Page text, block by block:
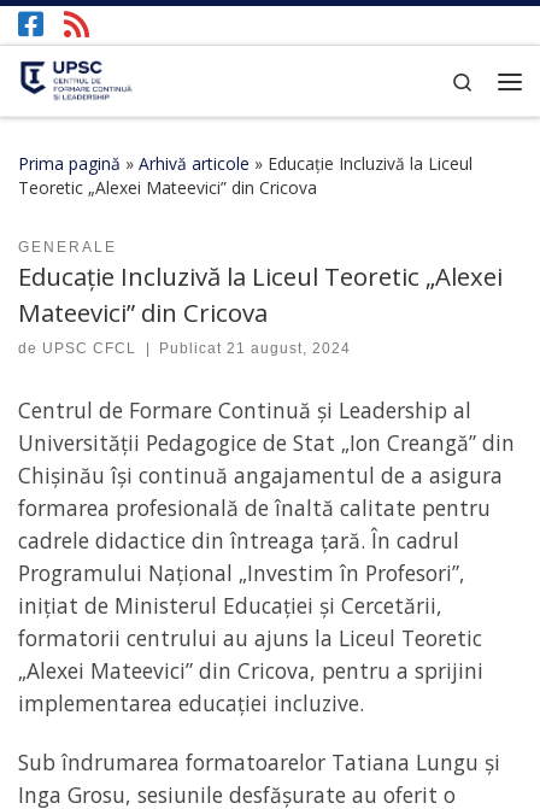
Afișează întregul conținut
Search
Prima pagină » Arhivă articole » Educație Incluzivă la Liceul
Teoretic „Alexei Mateevici” din Cricova
GENERALE
Educație Incluzivă la Liceul Teoretic „Alexei
Mateevici” din Cricova
de UPSC CFCL Publicat21 august, 2024
Centrul de Formare Continuă și Leadership al
Universității Pedagogice de Stat „Ion Creangă” din
Chișinău își continuă angajamentul de a asigura
formarea profesională de înaltă calitate pentru
cadrele didactice din întreaga țară. În cadrul
Programului Național „Investim în Profesori”,
inițiat de Ministerul Educației și Cercetării,
formatorii centrului au ajuns la Liceul Teoretic
„Alexei Mateevici” din Cricova, pentru a sprijini
implementarea educației incluzive.
Sub îndrumarea formatoarelor Tatiana Lungu și
Inga Grosu, sesiunile desfășurate au oferit o